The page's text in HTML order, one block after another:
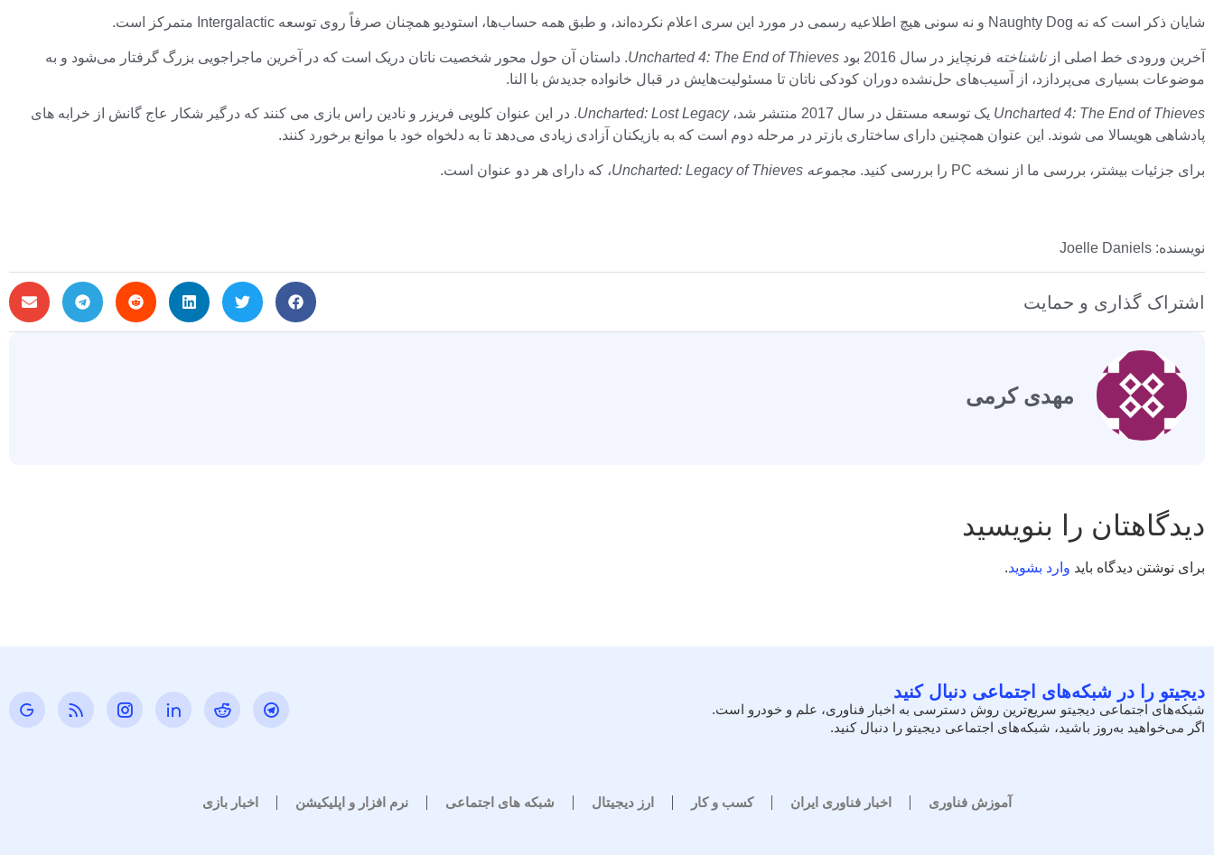
شایان ذکر است که نه Naughty Dog و نه سونی هیچ اطلاعیه رسمی در مورد این سری اعلام نکرده‌اند، و طبق همه حساب‌ها، استودیو همچنان صرفاً روی توسعه Intergalactic متمرکز است.
آخرین ورودی خط اصلی ازناشناخته فرنچایز در سال 2016 بود Uncharted 4: The End of Thieves. داستان آن حول محور شخصیت ناتان دریک است که در آخرین ماجراجویی بزرگ گرفتار می‌شود و به
موضوعات بسیاری می‌پردازد، از آسیب‌های حل‌نشده دوران کودکی ناتان تا مسئولیت‌هایش در قبال خانواده جدیدش با النا.
Uncharted 4: The End of Thieves یک توسعه مستقل در سال 2017 منتشر شد، Uncharted: Lost Legacy. در این عنوان کلویی فریزر و نادین راس بازی می کنند که درگیر شکار عاج گانش از خرابه های
پادشاهی هویسالا می شوند. این عنوان همچنین دارای ساختاری بازتر در مرحله دوم است که به بازیکنان آزادی زیادی می‌دهد تا به دلخواه خود با موانع برخورد کنند.
برای جزئیات بیشتر، بررسی ما از نسخه PC را بررسی کنید. مجموعه Uncharted: Legacy of Thieves ، که دارای هر دو عنوان است.
نویسنده: Joelle Daniels
اشتراک گذاری و حمایت
مهدی کرمی
دیدگاهتان را بنویسید
برای نوشتن دیدگاه باید وارد بشوید.
دیجیتو را در شبکه‌های اجتماعی دنبال کنید
شبکه‌های اجتماعی دیجیتو سریع‌ترین روش دسترسی به اخبار فناوری، علم و خودرو است.
اگر می‌خواهید به‌روز باشید، شبکه‌های اجتماعی دیجیتو را دنبال کنید.
آموزش فناوری اخبار فناوری ایران کسب و کار ارز دیجیتال شبکه های اجتماعی نرم افزار و اپلیکیشن اخبار بازی